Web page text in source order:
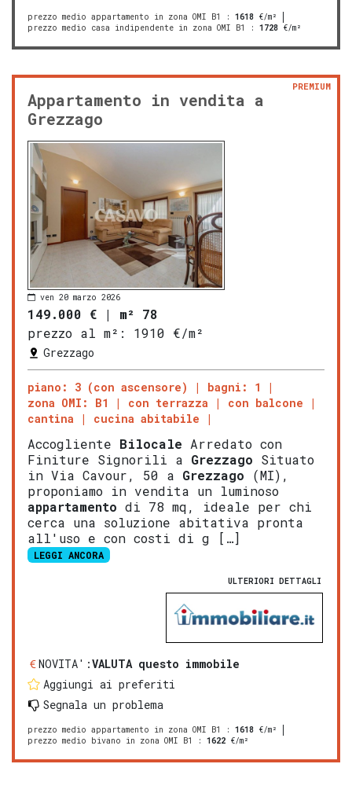
prezzo medio appartamento in zona OMI B1 : 1618 €/m²
prezzo medio casa indipendente in zona OMI B1
: 1728 €/m²
Appartamento in vendita a
Grezzago
PREMIUM
ven 20 marzo 2026
149.000 € | m² 78
prezzo al m²:
1910 €/m²
Grezzago
piano: 3 (con ascensore)
bagni: 1
zona OMI: B1
con terrazza
con balcone
cantina
cucina abitabile
Accogliente Bilocale Arredato con
Finiture Signorili a Grezzago Situato
in Via Cavour, 50 a Grezzago (MI),
proponiamo in vendita un luminoso
appartamento di 78 mq, ideale per chi
cerca una soluzione abitativa pronta
all'uso e con costi di g […]
LEGGI ANCORA
ULTERIORI DETTAGLI
NOVITA':VALUTA questo immobile
Aggiungi ai preferiti
Segnala un problema
prezzo medio appartamento in zona OMI B1 : 1618 €/m²
prezzo medio bivano in zona OMI B1
: 1622 €/m²